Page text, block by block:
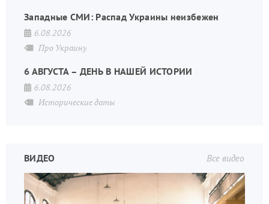
Западные СМИ: Распад Украины неизбежен
6.08.2026
Про Украину
6 АВГУСТА – ДЕНЬ В НАШЕЙ ИСТОРИИ
6.08.2026
Исторические даты
Все видео
ВИДЕО